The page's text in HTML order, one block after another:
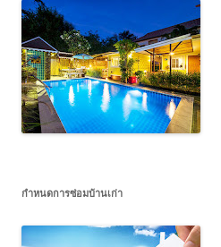
กำหนดการซ่อมบ้านเก่า